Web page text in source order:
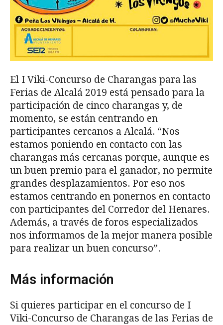
El I Viki-Concurso de Charangas para las
Ferias de Alcalá 2019 está pensado para la
participación de cinco charangas y, de
momento, se están centrando en
participantes cercanos a Alcalá. “Nos
estamos poniendo en contacto con las
charangas más cercanas porque, aunque es
un buen premio para el ganador, no permite
grandes desplazamientos. Por eso nos
estamos centrando en ponernos en contacto
con participantes del Corredor del Henares.
Además, a través de foros especializados
nos informamos de la mejor manera posible
para realizar un buen concurso”.
Más información
Si quieres participar en el concurso de I
Viki-Concurso de Charangas de las Ferias de